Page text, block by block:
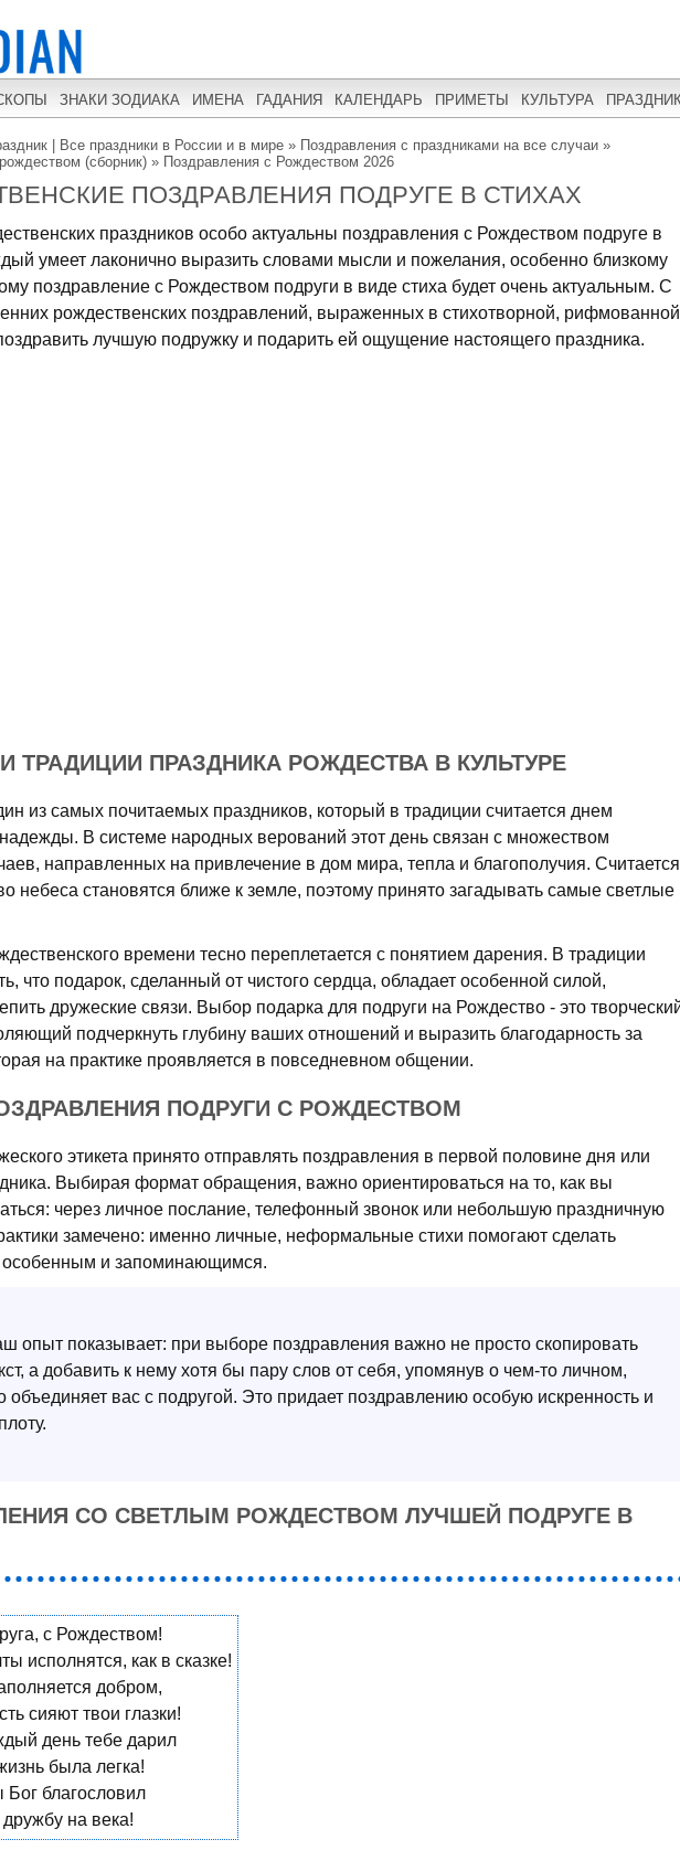
ЗНАКИ ЗОДИАКА ИМЕНА ГАДАНИЯ КАЛЕНДАРЬ ПРИМЕТЫ КУЛЬТУРА
| Все праздники в России и в мире » Поздравления с праздниками на все случаи »
(сборник) » Поздравления с Рождеством 2026
ПОЗДРАВЛЕНИЯ ПОДРУГЕ В СТИХАХ
праздников особо актуальны поздравления с Рождеством подруге в
умеет лаконично выразить словами мысли и пожелания, особенно близкому
поздравление с Рождеством подруги в виде стиха будет очень актуальным. С
рождественских поздравлений, выраженных в стихотворной, рифмованной
лучшую подружку и подарить ей ощущение настоящего праздника.
ТРАДИЦИИ ПРАЗДНИКА РОЖДЕСТВА В КУЛЬТУРЕ
из самых почитаемых праздников, который в традиции считается днем
В системе народных верований этот день связан с множеством
направленных на привлечение в дом мира, тепла и благополучия.
небеса становятся ближе к земле, поэтому принято загадывать самые светлые
времени тесно переплетается с понятием дарения. В традиции
что подарок, сделанный от чистого сердца, обладает особенной силой,
дружеские связи. Выбор подарка для подруги на Рождество - это
подчеркнуть глубину ваших отношений и выразить благодарность за
на практике проявляется в повседневном общении.
ПОДРУГИ С РОЖДЕСТВОМ
этикета принято отправлять поздравления в первой половине дня или
Выбирая формат обращения, важно ориентироваться на то, как вы
через личное послание, телефонный звонок или небольшую праздничную
замечено: именно личные, неформальные стихи помогают сделать
особенным и запоминающимся.
опыт показывает: при выборе поздравления важно не просто скопировать
а добавить к нему хотя бы пару слов от себя, упомянув о чем-то личном,
объединяет вас с подругой. Это придает поздравлению особую искренность и
СО СВЕТЛЫМ РОЖДЕСТВОМ ЛУЧШЕЙ ПОДРУГЕ В
с Рождеством!
исполнятся, как в сказке!
добром,
сияют твои глазки!
день тебе дарил
была легка!
благословил
на века!